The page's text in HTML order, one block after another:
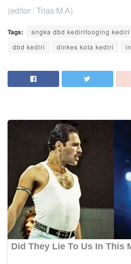
(editor : Trias M.A)
Tags: angka dbd kedirifooging kediri
dbd kediri
dinkes kota kediri